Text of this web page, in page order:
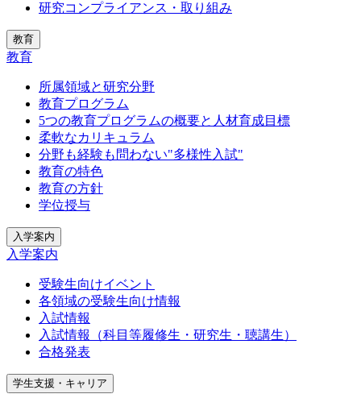
研究コンプライアンス・取り組み
教育
教育
所属領域と研究分野
教育プログラム
5つの教育プログラムの概要と人材育成目標
柔軟なカリキュラム
分野も経験も問わない"多様性入試"
教育の特色
教育の方針
学位授与
入学案内
入学案内
受験生向けイベント
各領域の受験生向け情報
入試情報
入試情報（科目等履修生・研究生・聴講生）
合格発表
学生支援・キャリア